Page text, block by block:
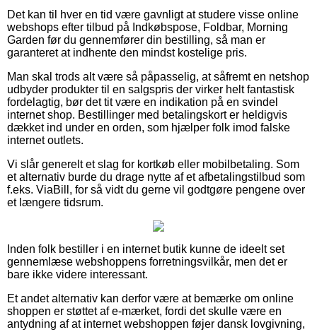
Det kan til hver en tid være gavnligt at studere visse online
webshops efter tilbud på Indkøbspose, Foldbar, Morning
Garden før du gennemfører din bestilling, så man er
garanteret at indhente den mindst kostelige pris.
Man skal trods alt være så påpasselig, at såfremt en netshop
udbyder produkter til en salgspris der virker helt fantastisk
fordelagtig, bør det tit være en indikation på en svindel
internet shop. Bestillinger med betalingskort er heldigvis
dækket ind under en orden, som hjælper folk imod falske
internet outlets.
Vi slår generelt et slag for kortkøb eller mobilbetaling. Som
et alternativ burde du drage nytte af et afbetalingstilbud som
f.eks. ViaBill, for så vidt du gerne vil godtgøre pengene over
et længere tidsrum.
Inden folk bestiller i en internet butik kunne de ideelt set
gennemlæse webshoppens forretningsvilkår, men det er
bare ikke videre interessant.
Et andet alternativ kan derfor være at bemærke om online
shoppen er støttet af e-mærket, fordi det skulle være en
antydning af at internet webshoppen føjer dansk lovgivning,